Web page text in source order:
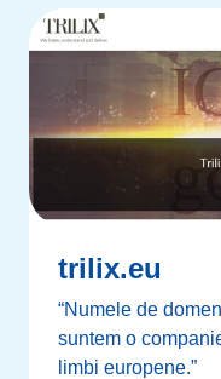
trilix.eu
“Numele de
suntem o
limbi europene.”